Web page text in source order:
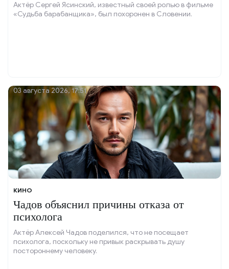
Актёр Сергей Ясинский, известный своей ролью в фильме
«Судьба барабанщика», был похоронен в Словении.
КИНО
Чадов объяснил причины отказа от
психолога
Актёр Алексей Чадов поделился, что не посещает
психолога, поскольку не привык раскрывать душу
постороннему человеку.
03 августа 2026, 17:51